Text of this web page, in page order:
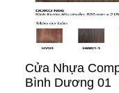
Cửa Nhựa
Bình Dương 01